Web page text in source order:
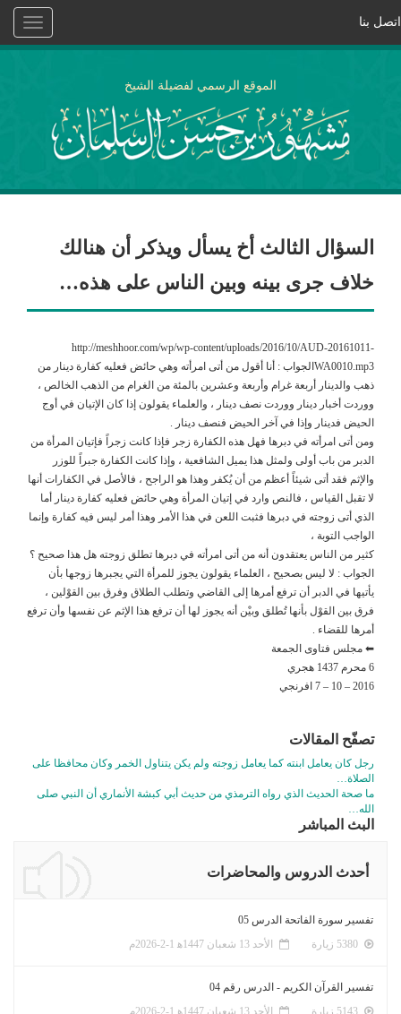
Toggle
اتصل بنا
الموقع الرسمي لفضيلة الشيخ
السؤال الثالث أخ يسأل ويذكر أن هنالك
خلاف جرى بينه وبين الناس على هذه…
http://meshhoor.com/wp/wp-content/uploads/2016/10/AUD-20161011-
WA0010.mp3الجواب : أنا أقول من أتى امرأته وهي حائض فعليه كفارة دينار من
ذهب والدينار أربعة غرام وأربعة وعشرين بالمئة من الغرام من الذهب الخالص ،
ووردت أخبار دينار ووردت نصف دينار ، والعلماء يقولون إذا كان الإتيان في أوج
الحيض فدينار وإذا في آخر الحيض فنصف دينار .
ومن أتى امرأته في دبرها فهل هذه الكفارة زجر فإذا كانت زجراً فإتيان المرأة من
الدبر من باب أولى ولمثل هذا يميل الشافعية ، وإذا كانت الكفارة جبراً للوزر
والإثم فقد أتى شيئاً أعظم من أن يُكفر وهذا هو الراجح ، فالأصل في الكفارات أنها
لا تقبل القياس ، فالنص وارد في إتيان المرأة وهي حائض فعليه كفارة دينار أما
الذي أتى زوجته في دبرها فثبت اللعن في هذا الأمر وهذا أمر ليس فيه كفارة وإنما
الواجب التوبة ،
كثير من الناس يعتقدون أنه من أتى امرأته في دبرها تطلق زوجته هل هذا صحيح ؟
الجواب : لا ليس بصحيح ، العلماء يقولون يجوز للمرأة التي يجبرها زوجها بأن
يأتيها في الدبر أن ترفع أمرها إلى القاضي وتطلب الطلاق وفرق بين القوْلين ،
فرق بين القوْل بأنها تُطلق وبيْن أنه يجوز لها أن ترفع هذا الإثم عن نفسها وأن ترفع
أمرها للقضاء .
⬅ مجلس فتاوى الجمعة
6 محرم 1437 هجري
2016 – 10 – 7 افرنجي
تصفّح المقالات
رجل كان يعامل ابنته كما يعامل زوجته ولم يكن يتناول الخمر وكان محافظا على
الصلاة…
ما صحة الحديث الذي رواه الترمذي من حديث أبي كبشة الأنماري أن النبي صلى
الله…
البث المباشر
أحدث الدروس والمحاضرات
تفسير سورة الفاتحة الدرس 05
الأحد 13 شعبان 1447ﻫ 1-2-2026م
تفسير القرآن الكريم - الدرس رقم 04
الأحد 13 شعبان 1447ﻫ 1-2-2026م